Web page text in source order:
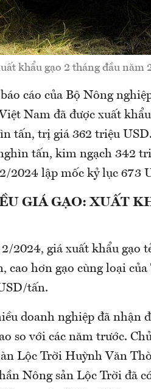
khẩu gạo 2 tháng đầu năm
cáo của Bộ Nông
Nam đã được xuất
tấn, trị giá 362 triệu
tấn, kim ngạch 342
2024 lập mốc kỷ lục 673
GIÁ GẠO: XUẤT
2024, giá xuất khẩu gạo
cao hơn gạo cùng loại
tấn.
doanh nghiệp đã nhận
so với các năm trước.
Lộc Trời Huỳnh Văn
Nông sản Lộc Trời đã